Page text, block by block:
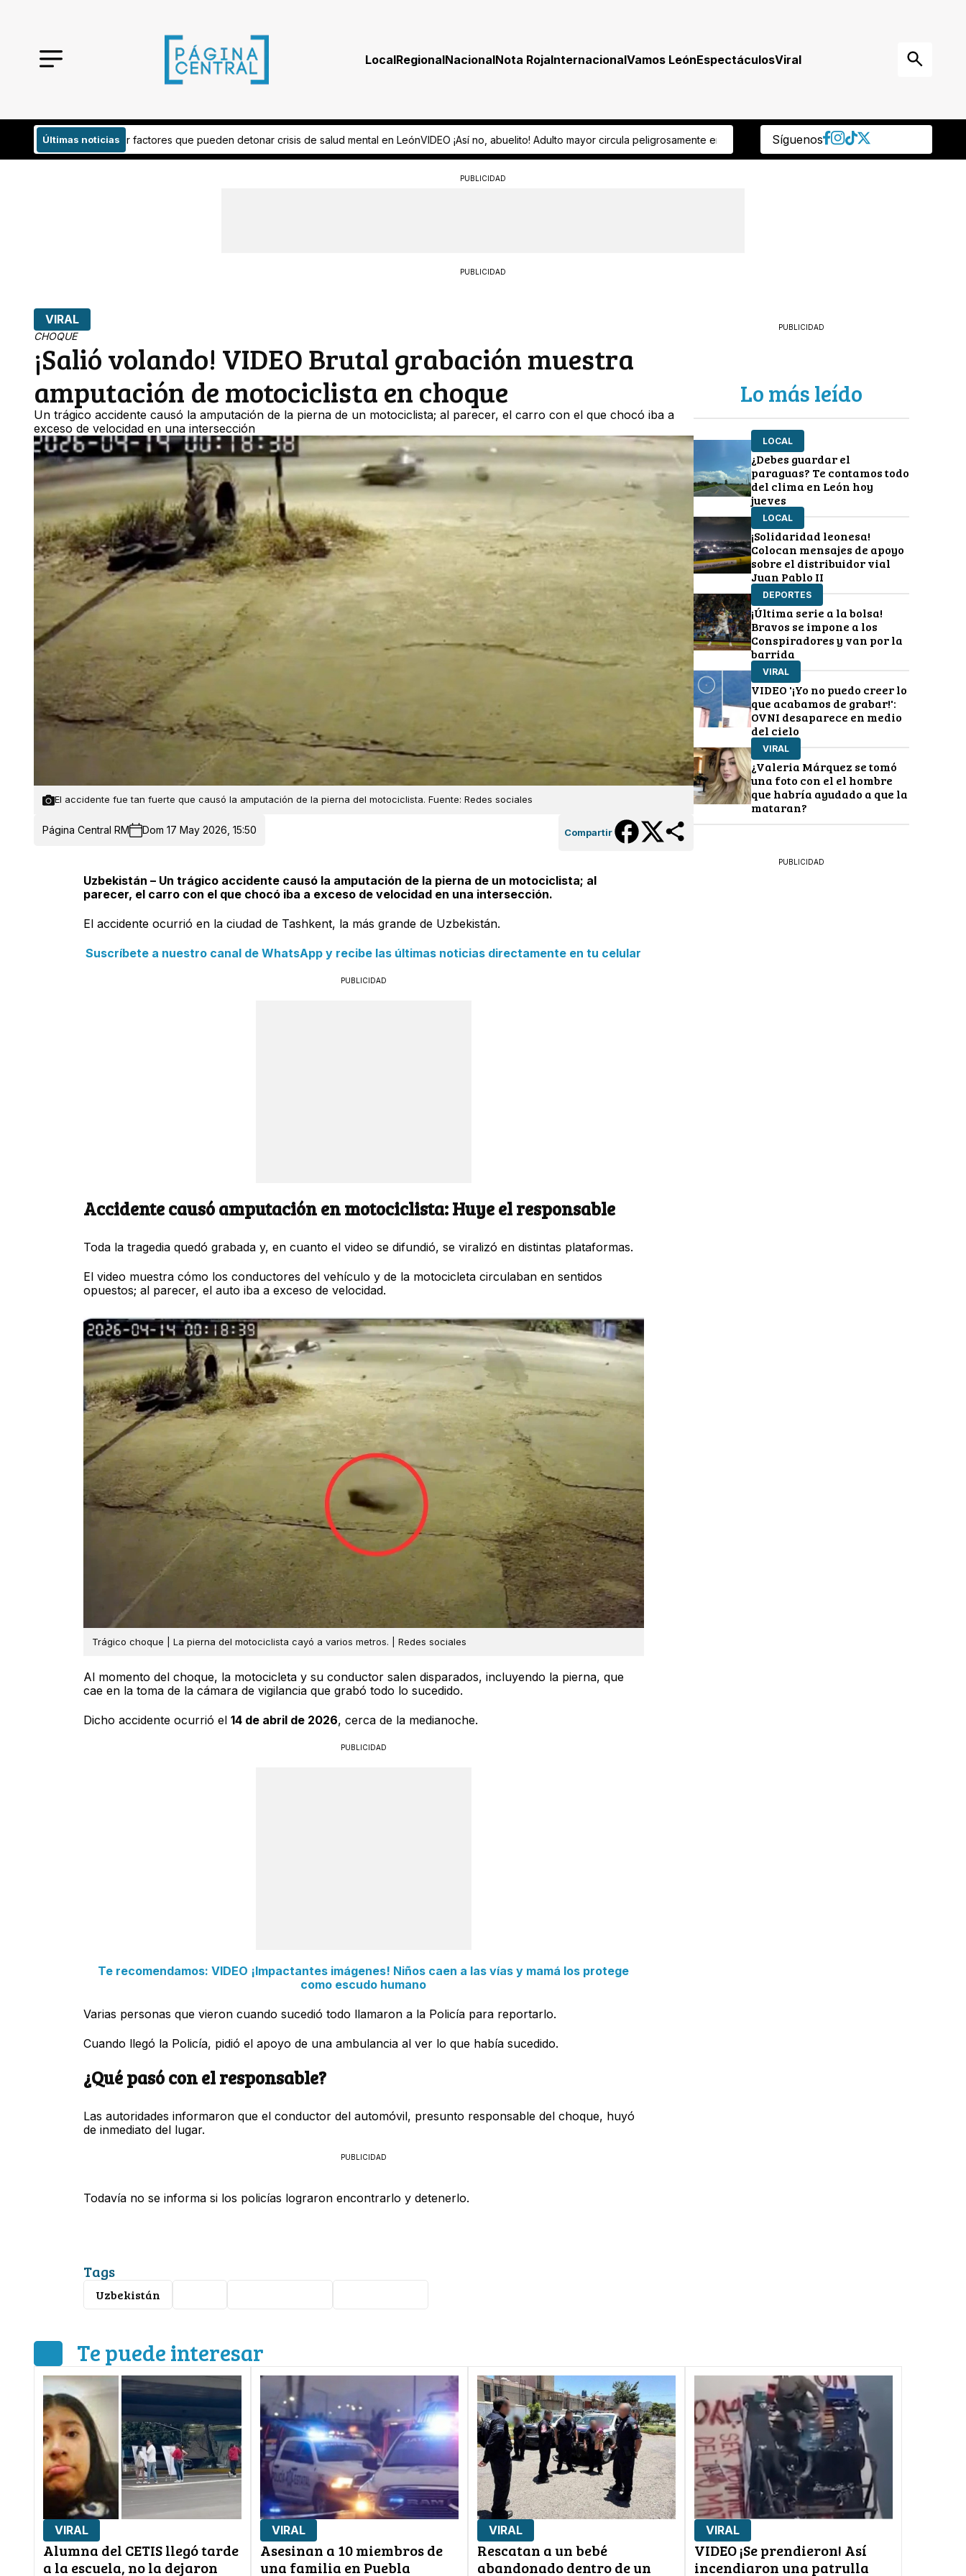
LocalRegionalNacionalNota RojaInternacionalVamos LeónEspectáculosViral
Últimas noticias
que pueden detonar crisis de salud mental en LeónVIDEO ¡Así no, abuelito! Adulto mayor circula peligrosamente en scooterVIDEO ¡Lo dejaron abandonado! Encuentran a león encerrado en una jaula
Síguenos
PUBLICIDAD
PUBLICIDAD
VIRAL
CHOQUE
¡Salió volando! VIDEO Brutal grabación muestra
amputación de motociclista en choque
Un trágico accidente causó la amputación de la pierna de un motociclista; al parecer, el carro con el que chocó iba a
exceso de velocidad en una intersección
El accidente fue tan fuerte que causó la amputación de la pierna del motociclista. Fuente: Redes sociales
Página Central RM Dom 17 May 2026, 15:50 Compartir
Uzbekistán – Un trágico accidente causó la amputación de la pierna de un motociclista; al
parecer, el carro con el que chocó iba a exceso de velocidad en una intersección.
El accidente ocurrió en la ciudad de Tashkent, la más grande de Uzbekistán.
Suscríbete a nuestro canal de WhatsApp y recibe las últimas noticias directamente en tu celular
PUBLICIDAD
Accidente causó amputación en motociclista: Huye el responsable
Toda la tragedia quedó grabada y, en cuanto el video se difundió, se viralizó en distintas plataformas.
El video muestra cómo los conductores del vehículo y de la motocicleta circulaban en sentidos
opuestos; al parecer, el auto iba a exceso de velocidad.
Trágico choque | La pierna del motociclista cayó a varios metros. | Redes sociales
Al momento del choque, la motocicleta y su conductor salen disparados, incluyendo la pierna, que
cae en la toma de la cámara de vigilancia que grabó todo lo sucedido.
Dicho accidente ocurrió el 14 de abril de 2026, cerca de la medianoche.
PUBLICIDAD
Te recomendamos: VIDEO ¡Impactantes imágenes! Niños caen a las vías y mamá los protege
como escudo humano
Varias personas que vieron cuando sucedió todo llamaron a la Policía para reportarlo.
Cuando llegó la Policía, pidió el apoyo de una ambulancia al ver lo que había sucedido.
¿Qué pasó con el responsable?
Las autoridades informaron que el conductor del automóvil, presunto responsable del choque, huyó
de inmediato del lugar.
PUBLICIDAD
Todavía no se informa si los policías lograron encontrarlo y detenerlo.
Tags
Uzbekistán
PUBLICIDAD
Lo más leído
LOCAL
¿Debes guardar el
paraguas? Te contamos todo
del clima en León hoy
jueves
LOCAL
¡Solidaridad leonesa!
Colocan mensajes de apoyo
sobre el distribuidor vial
Juan Pablo II
DEPORTES
¡Última serie a la bolsa!
Bravos se impone a los
Conspiradores y van por la
barrida
VIRAL
VIDEO '¡Yo no puedo creer lo
que acabamos de grabar!':
OVNI desaparece en medio
del cielo
VIRAL
¿Valeria Márquez se tomó
una foto con el el hombre
que habría ayudado a que la
mataran?
PUBLICIDAD
Te puede interesar
VIRAL
Alumna del CETIS llegó tarde
a la escuela, no la dejaron
VIRAL
Asesinan a 10 miembros de
una familia en Puebla
VIRAL
Rescatan a un bebé
abandonado dentro de un
VIRAL
VIDEO ¡Se prendieron! Así
incendiaron una patrulla